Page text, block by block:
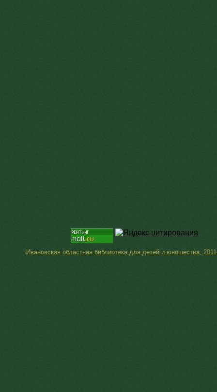
Ивановская областная библиотека для детей и юношества,